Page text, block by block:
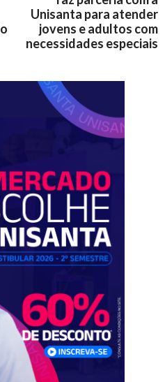
Unisanta para atender
jovens e adultos com
necessidades especiais